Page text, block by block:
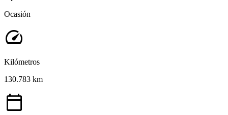
Ocasión
speed
Kilómetros
130.783 km
calendar_today